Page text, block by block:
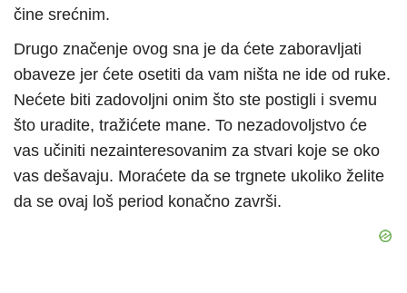
čine srećnim.
Drugo značenje ovog sna je da ćete zaboravljati
obaveze jer ćete osetiti da vam ništa ne ide od ruke.
Nećete biti zadovoljni onim što ste postigli i svemu
što uradite, tražićete mane. To nezadovoljstvo će
vas učiniti nezainteresovanim za stvari koje se oko
vas dešavaju. Moraćete da se trgnete ukoliko želite
da se ovaj loš period konačno završi.